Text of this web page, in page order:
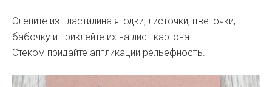
Слепите из пластилина ягодки, листочки, цветочки,
бабочку и приклейте их на лист картона.
Стеком придайте аппликации рельефность.